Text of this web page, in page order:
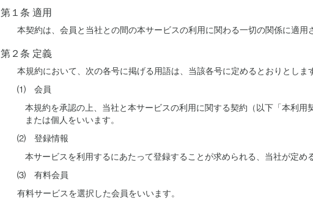
第１条 適用
本契約は、会員と当社との間の本サービスの利用に関わる一切の関係に適用
第２条 定義
本規約において、次の各号に掲げる用語は、当該各号に定めるとおりとしま
⑴ 会員
本規約を承認の上、当社と本サービスの利用に関する契約（以下「本利用
または個人をいいます。
⑵ 登録情報
本サービスを利用するにあたって登録することが求められる、当社が定め
⑶ 有料会員
有料サービスを選択した会員をいいます。